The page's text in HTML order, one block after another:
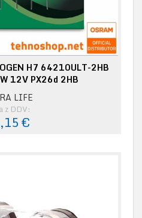
H7 64210ULT-2HB
12V PX26d 2HB
LIFE
z DDV:
€